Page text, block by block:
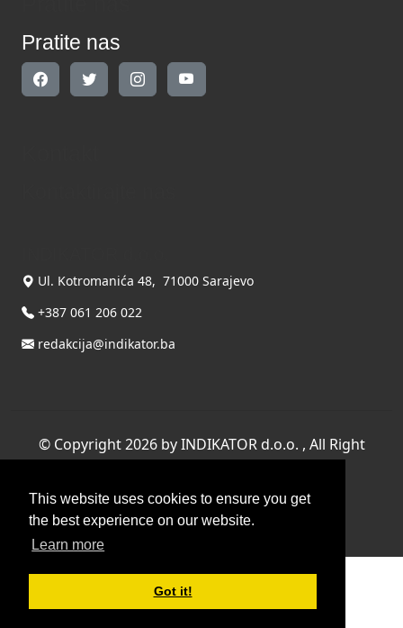
This website uses cookies to ensure you get
the best experience on our website.
Learn more
Got it!
Pratite nas
Ul. Kotromanića 48, 71000 Sarajevo
+387 061 206 022
redakcija@indikator.ba
© Copyright 2026 by INDIKATOR d.o.o. , All Right
Reserved.
Terms Of Use|Privacy Statement
Powered by THYME SYSTEMS doo